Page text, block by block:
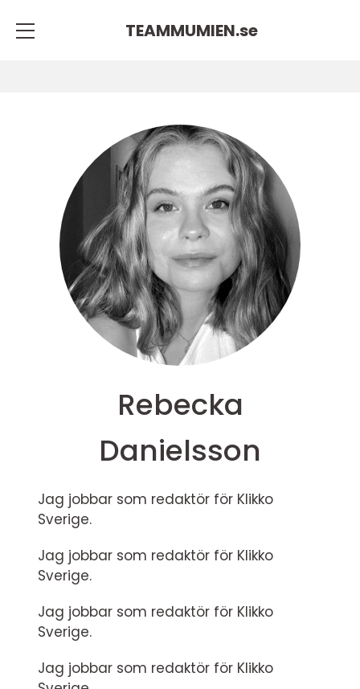
TEAMMUMIEN.se
Rebecka
Danielsson
Jag jobbar som redaktör för Klikko
Sverige.
Jag jobbar som redaktör för Klikko
Sverige.
Jag jobbar som redaktör för Klikko
Sverige.
Jag jobbar som redaktör för Klikko